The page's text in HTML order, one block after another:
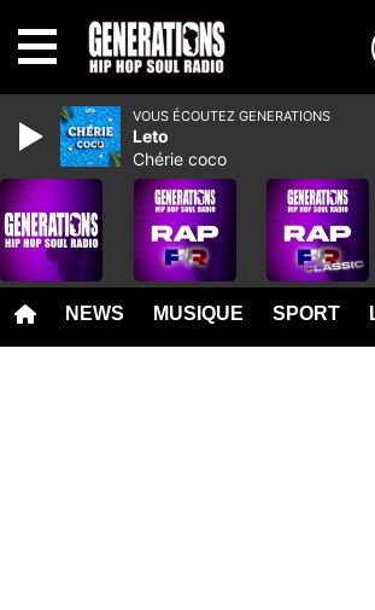
NEWS MUSIQUE SPORT
VOUS ÉCOUTEZ GENERATIONS
Leto
Chérie coco